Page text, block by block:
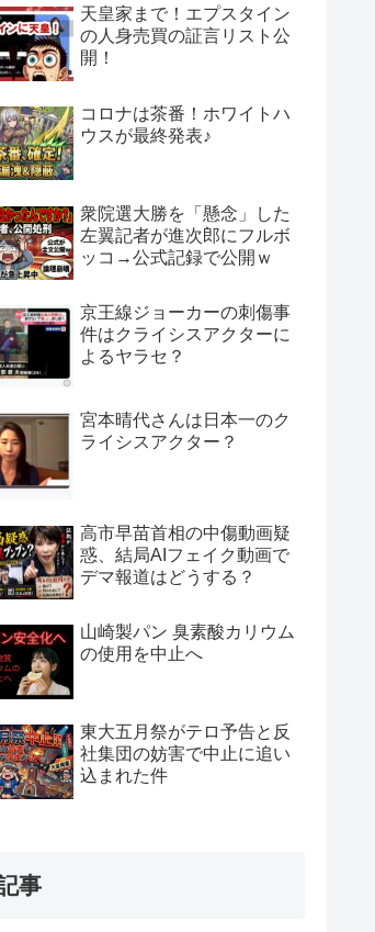
天皇家まで！エプスタイン
の人身売買の証言リスト公
開！
コロナは茶番！ホワイトハ
ウスが最終発表♪
衆院選大勝を「懸念」した
左翼記者が進次郎にフルボ
ッコ→公式記録で公開ｗ
京王線ジョーカーの刺傷事
件はクライシスアクターに
よるヤラセ？
宮本晴代さんは日本一のク
ライシスアクター？
高市早苗首相の中傷動画疑
惑、結局AIフェイク動画で
デマ報道はどうする？
山崎製パン 臭素酸カリウム
の使用を中止へ
東大五月祭がテロ予告と反
社集団の妨害で中止に追い
込まれた件
事